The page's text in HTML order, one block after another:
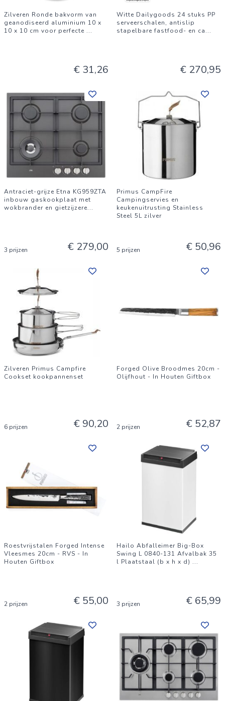
Zilveren Ronde bakvorm van
geanodiseerd aluminium 10 x
10 x 10 cm voor perfecte ...
€ 31,26
Witte Dailygoods 24 stuks PP
serveerschalen, antislip
stapelbare fastfood- en ca...
€ 270,95
Antraciet-grijze Etna KG959ZTA
inbouw gaskookplaat met
wokbrander en gietzijzere...
3 prijzen € 279,00
Primus CampFire
Campingservies en
keukenuitrusting Stainless
Steel 5L zilver
5 prijzen € 50,96
Zilveren Primus Campfire
Cookset kookpannenset
6 prijzen € 90,20
Forged Olive Broodmes 20cm -
Olijfhout - In Houten Giftbox
2 prijzen € 52,87
Roestvrijstalen Forged Intense
Vleesmes 20cm - RVS - In
Houten Giftbox
2 prijzen € 55,00
Hailo Abfalleimer Big-Box
Swing L 0840-131 Afvalbak 35
l Plaatstaal (b x h x d) ...
3 prijzen € 65,99